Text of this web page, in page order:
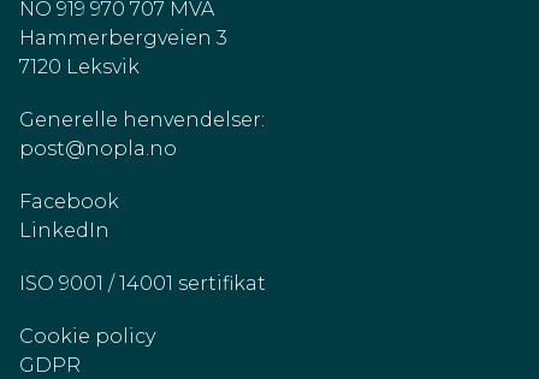
NO 919 970 707 MVA
Hammerbergveien 3
7120 Leksvik
Generelle henvendelser:
post@nopla.no
Facebook
LinkedIn
ISO 9001 / 14001 sertifikat
Cookie policy
GDPR